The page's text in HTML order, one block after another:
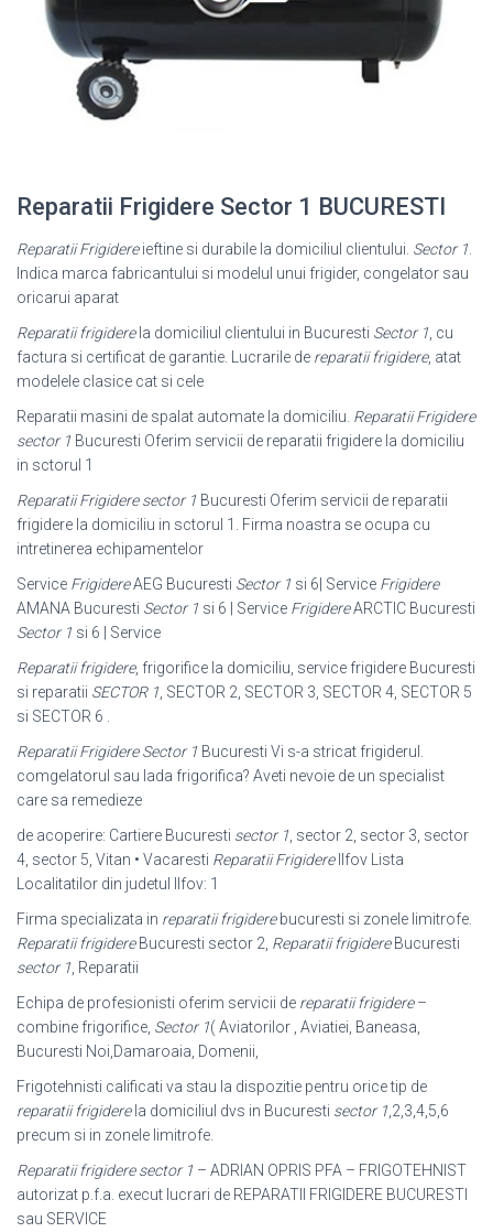
Reparatii Frigidere Sector 1 BUCURESTI
Reparatii Frigidereieftine si durabile la domiciliul clientului. Sector 1.
Indica marca fabricantului si modelul unui frigider, congelator sau
oricarui aparat
Reparatii frigiderela domiciliul clientului in Bucuresti Sector 1, cu
factura si certificat de garantie. Lucrarile de reparatii frigidere, atat
modelele clasice cat si cele
Reparatii masini de spalat automate la domiciliu. Reparatii Frigidere
sector 1 Bucuresti Oferim servicii de reparatii frigidere la domiciliu
in sctorul 1
Reparatii Frigidere sector 1 Bucuresti Oferim servicii de reparatii
frigidere la domiciliu in sctorul 1. Firma noastra se ocupa cu
intretinerea echipamentelor
Service FrigidereAEG Bucuresti Sector 1 si 6| Service Frigidere
AMANA Bucuresti Sector 1 si 6 | Service FrigidereARCTIC Bucuresti
Sector 1 si 6 | Service
Reparatii frigidere, frigorifice la domiciliu, service frigidere Bucuresti
si reparatii SECTOR 1, SECTOR 2, SECTOR 3, SECTOR 4, SECTOR 5
si SECTOR 6 .
Reparatii Frigidere Sector 1 Bucuresti Vi s-a stricat frigiderul.
comgelatorul sau lada frigorifica? Aveti nevoie de un specialist
care sa remedieze
de acoperire: Cartiere Bucuresti sector 1, sector 2, sector 3, sector
4, sector 5, Vitan • Vacaresti Reparatii FrigidereIlfov Lista
Localitatilor din judetul Ilfov: 1
Firma specializata in reparatii frigiderebucuresti si zonele limitrofe.
Reparatii frigidereBucuresti sector 2, Reparatii frigidereBucuresti
sector 1, Reparatii
Echipa de profesionisti oferim servicii de reparatii frigidere–
combine frigorifice, Sector 1( Aviatorilor , Aviatiei, Baneasa,
Bucuresti Noi,Damaroaia, Domenii,
Frigotehnisti calificati va stau la dispozitie pentru orice tip de
reparatii frigiderela domiciliul dvs in Bucuresti sector 1,2,3,4,5,6
precum si in zonele limitrofe.
Reparatii frigidere sector 1 – ADRIAN OPRIS PFA – FRIGOTEHNIST
autorizat p.f.a. execut lucrari de REPARATII FRIGIDERE BUCURESTI
sau SERVICE